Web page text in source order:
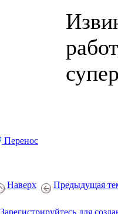
Перенос
Наверх Предыдущая
Зарегистрируйтесь для